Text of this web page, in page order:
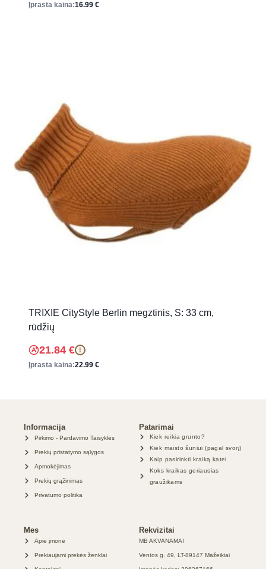
Įprasta kaina:16.99 €
TRIXIE CityStyle Berlin megztinis, S: 33 cm,
rūdžių
21.84 € !
Įprasta kaina:22.99 €
Informacija
Pirkimo - Pardavimo Taisyklės
Prekių pristatymo sąlygos
Apmokėjimas
Prekių grąžinimas
Privatumo politika
Patarimai
Kiek reikia grunto?
Kiek maisto šuniui (pagal svorį)
Kaip pasirinkti kraiką katei
Koks kraikas geriausias
graužikams
Mes
Apie įmonė
Prekiaujami prekės ženklai
Rekvizitai
MB AKVANAMAI
Ventos g. 49, LT-89147 Mažeikiai